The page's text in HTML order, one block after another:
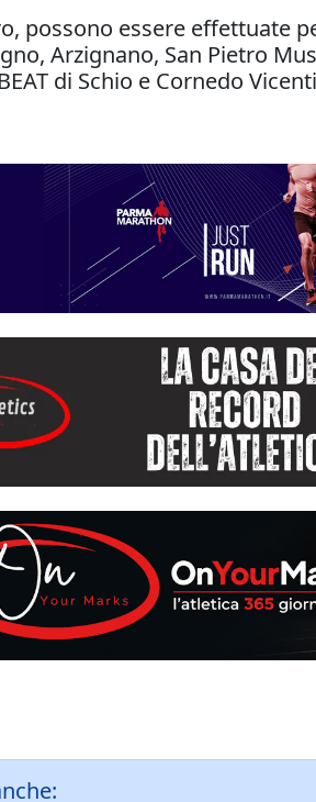
possono essere effettuate
Arzignano, San Pietro
di Schio e Cornedo